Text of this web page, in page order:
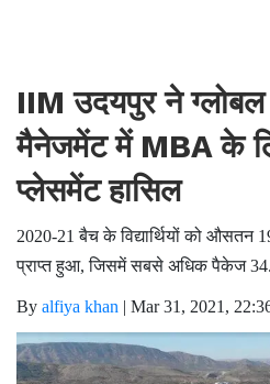
IIM उदयपुर ने
मैनेजमेंट में MBA के
प्लेसमेंट हासिल
2020-21 बैच के विद्यार्थियों को औसतन
प्राप्त हुआ, जिसमें सबसे अधिक पैकेज
By alfiya khan | Mar 31, 2021,